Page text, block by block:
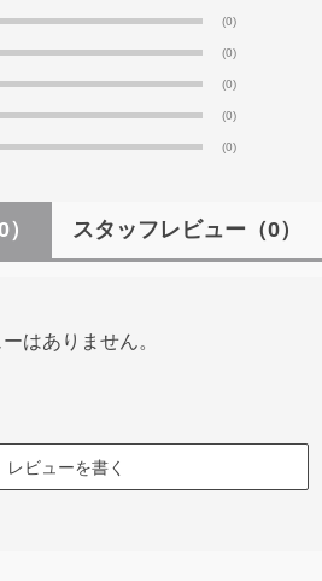
(0)
(0)
(0)
(0)
(0)
） スタッフレビュー （0）
はありません。
レビューを書く